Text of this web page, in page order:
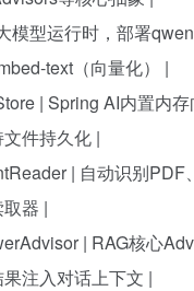
模型运行时，部署
text（向量化） |
| Spring AI内置内
件持久化 |
| 自动识别PDF
器 |
| RAG核心
注入对话上下文 |